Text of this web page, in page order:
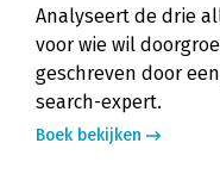
Analyseert de drie
voor wie wil
geschreven door
search-expert.
Boek bekijken